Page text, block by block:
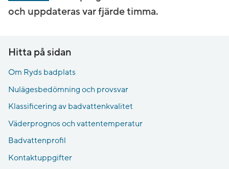
och uppdateras var fjärde timma.
Hitta på sidan
Om Ryds badplats
Nulägesbedömning och provsvar
Klassificering av badvattenkvalitet
Väderprognos och vattentemperatur
Badvattenprofil
Kontaktuppgifter